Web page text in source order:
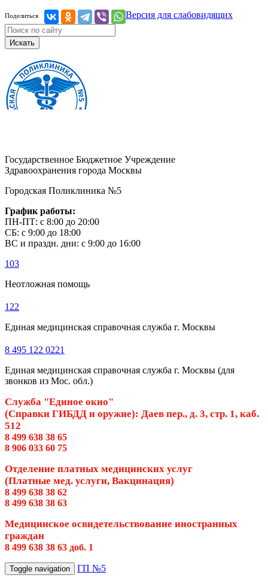
Поделиться Версия для слабовидящих
Искать
Государственное Бюджетное Учреждение
Здравоохранения города Москвы
Городская Поликлиника №5
График работы:
ПН-ПТ: с 8:00 до 20:00
СБ: с 9:00 до 18:00
ВС и праздн. дни: с 9:00 до 16:00
103
Неотложная помощь
122
Единая медицинская справочная служба г. Москвы
8 495 122 0221
Единая медицинская справочная служба г. Москвы (для
звонков из Мос. обл.)
Служба "Единое окно"
(Справки ГИБДД и оружие): Даев пер., д. 3, стр. 1, каб.
512
8 499 638 38 65
8 906 033 60 75
Отделение платных медицинских услуг
(Платные мед. услуги, Вакцинация)
8 499 638 38 62
8 499 638 38 63
Медицинское освидетельствование иностранных
граждан
8 499 638 38 63 доб. 1
Toggle navigation ГП №5